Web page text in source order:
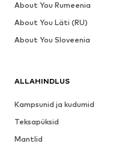
ALLAHINDLUS
Kampsunid ja kudumid
Teksapüksid
Mantlid
About You Rumeenia
About You Läti (RU)
About You Sloveenia